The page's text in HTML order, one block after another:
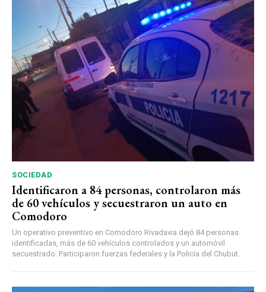
SOCIEDAD
Identificaron a 84 personas, controlaron más
de 60 vehículos y secuestraron un auto en
Comodoro
Un operativo preventivo en Comodoro Rivadavia dejó 84 personas
identificadas, más de 60 vehículos controlados y un automóvil
secuestrado. Participaron fuerzas federales y la Policía del Chubut.